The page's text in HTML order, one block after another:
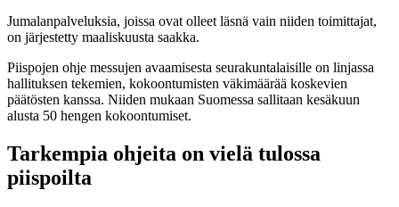
Jumalanpalveluksia, joissa ovat olleet läsnä vain niiden toimittajat,
on järjestetty maaliskuusta saakka.
Piispojen ohje messujen avaamisesta seurakuntalaisille on linjassa
hallituksen tekemien, kokoontumisten väkimäärää koskevien
päätösten kanssa. Niiden mukaan Suomessa sallitaan kesäkuun
alusta 50 hengen kokoontumiset.
Tarkempia ohjeita on vielä tulossa
piispoilta